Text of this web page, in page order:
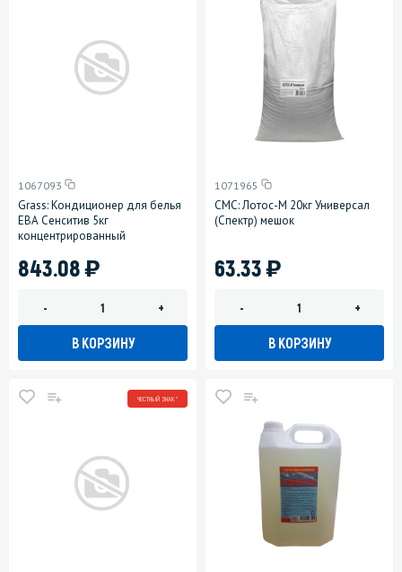
1067093
Grass: Кондиционер для белья
ЕВА Сенситив 5кг
концентрированный
843.08)
- +
В КОРЗИНУ
1071965
СМС: Лотос-М 20кг Универсал
(Спектр) мешок
63.33)
- +
В КОРЗИНУ
ЧЕСТНЫЙ ЗНАК *